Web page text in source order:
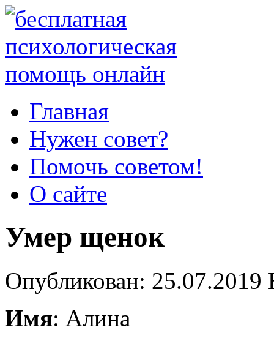
Главная
Нужен совет?
Помочь советом!
О сайте
Умер щенок
Опубликован:
Имя: Алина